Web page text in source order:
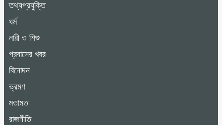
তথ্যপ্রযুক্তি
ধর্ম
নারী ও শিশু
প্রবাসের খবর
বিনোদন
ভ্রমণ
মতামত
রাজনীতি